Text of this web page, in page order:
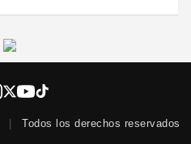
Todos los derechos reservados